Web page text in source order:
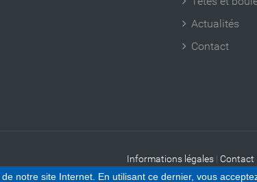
Actualités
Contact
Informations légales | Contact
notre site Internet. En utilisant ce dernier, vous